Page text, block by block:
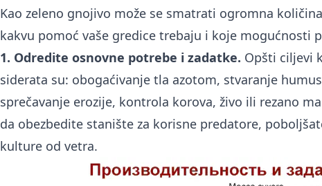
Kao zeleno gnojivo može se smatrati ogromna
kakvu pomoć vaše gredice trebaju i koje mogućnosti
1. Odredite osnovne potrebe i zadatke. Opšti ciljevi
siderata su: obogaćivanje tla azotom, stvaranje
sprečavanje erozije, kontrola korova, živo ili rezano
da obezbedite stanište za korisne predatore,
kulture od vetra.